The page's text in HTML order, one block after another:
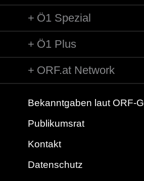
Ö1 Spezial
Ö1 Plus
ORF.at Network
Bekanntgaben laut ORF-G
Publikumsrat
Kontakt
Datenschutz